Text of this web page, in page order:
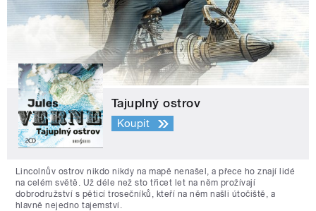
Tajuplný ostrov
Koupit
Lincolnův ostrov nikdo nikdy na mapě nenašel, a přece ho znají lidé
na celém světě. Už déle než sto třicet let na něm prožívají
dobrodružství s pěticí trosečníků, kteří na něm našli útočiště, a
hlavně nejedno tajemství.